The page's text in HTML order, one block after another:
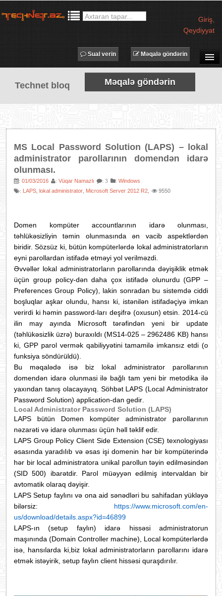
Giriş
Qeydiyyat
SUAL-CAVAB
TECHNET TV
MƏQALƏLƏR
PROQRAMLAR
Məqalə göndərin
Sual verin
Technet bloq Məqalə göndərin
MS Local Password Solution (LAPS) – lokal
administrator parollarının domendən idarə
olunması.
: 01/03/2016 : Vüqar Namazlı : 3 : Windows
: LAPS lokal administrator Microsoft Server 2012 R2 9550
Domen kompüter accountlarının idarə olunması,
təhlükəsizliyin təmin olunmasında ən vacib aspektlərdən
biridir. Sözsüz ki, bütün kompüterlərdə lokal administratorların
eyni parollardan istifadə etməyi yol verilməzdi.
Əvvəllər lokal administratorların parollarında dəyişiklik etmək
üçün group policy-dən daha çox istifadə olunurdu (GPP –
Preferences Group Policy), lakin sonradan bu sistemdə ciddi
boşluqlar aşkar olundu, hansı ki, istənilən istifadəçiyə imkan
verirdi ki həmin password-ları deşifrə (oxusun) etsin. 2014-cü
ilin may ayında Microsoft tərəfindən yeni bir update
(təhlükəsizlik üzrə) buraxıldı (MS14-025 – 2962486 KB) hansı
ki, GPP parol vermək qabiliyyətini tamamilə imkansız etdi (o
funksiya söndürüldü).
Bu məqalədə isə biz lokal administrator parollarının
domendən idarə olunmasi ilə bağlı tam yeni bir metodika ilə
yaxından tanış olacayayıq. Söhbət LAPS (Local Administrator
Password Solution) application-dan gedir
Local Administrator Password Solution (LAPS)
LAPS bütün Domen kompüter administrator parollarının
nəzarəti və idarə olunması üçün həll təklif edir.
LAPS Group Policy Client Side Extension (CSE) texnologiyası
əsasında yaradılıb və əsas işi domenin hər bir kompüterində
hər bir local administratora unikal parollun təyin edilməsindən
(SID 500) ibarətdir. Parol müəyyən edilmiş intervaldan bir
avtomatik olaraq dəyişir.
LAPS Setup faylını və ona aid sənədləri bu sahifadan yükləyə
bilərsiz: https://www.microsoft.com/en-
us/download/details.aspx?id=46899
LAPS-ın (setup faylın) idarə hissəsi administratorun
maşınında (Domain Controller machine), Local kompüterlərdə
isə, hansılarda ki,biz lokal administratorların parollarını idarə
etmək istəyirik, setup faylın client hissəsi quraşdırılır.